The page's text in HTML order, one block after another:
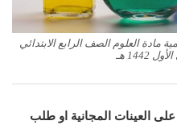
مادة العلوم الصف الرابع الابتدائي
هـ
العينات المجانية او طلب